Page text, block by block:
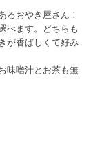
るおやき屋さん！
べます。どちらも
が香ばしくて好み
味噌汁とお茶も無